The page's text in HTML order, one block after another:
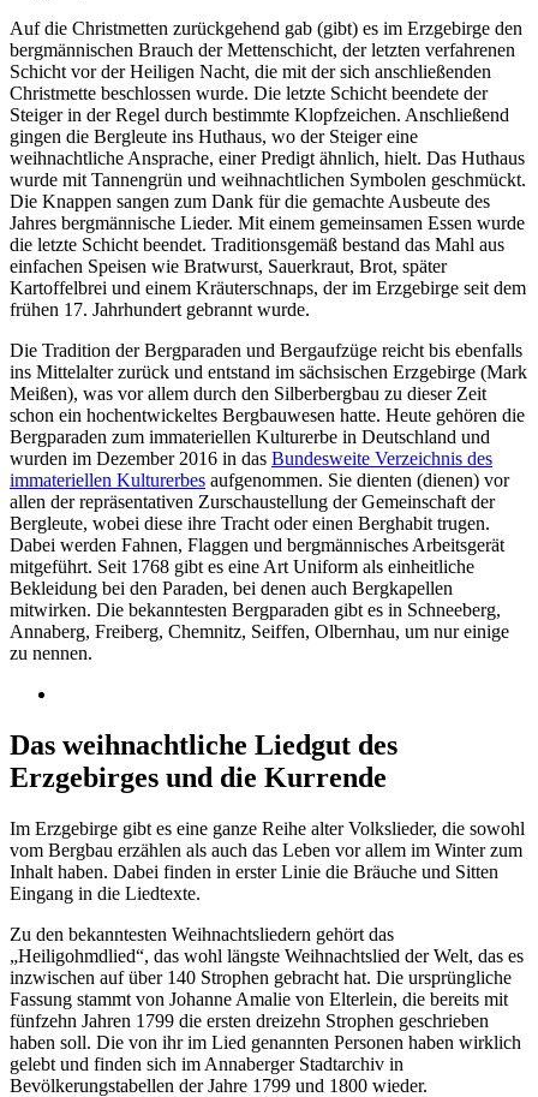
Auf die Christmetten zurückgehend gab (gibt) es im Erzgebirge den
bergmännischen Brauch der Mettenschicht, der letzten verfahrenen
Schicht vor der Heiligen Nacht, die mit der sich anschließenden
Christmette beschlossen wurde. Die letzte Schicht beendete der
Steiger in der Regel durch bestimmte Klopfzeichen. Anschließend
gingen die Bergleute ins Huthaus, wo der Steiger eine
weihnachtliche Ansprache, einer Predigt ähnlich, hielt. Das Huthaus
wurde mit Tannengrün und weihnachtlichen Symbolen geschmückt.
Die Knappen sangen zum Dank für die gemachte Ausbeute des
Jahres bergmännische Lieder. Mit einem gemeinsamen Essen wurde
die letzte Schicht beendet. Traditionsgemäß bestand das Mahl aus
einfachen Speisen wie Bratwurst, Sauerkraut, Brot, später
Kartoffelbrei und einem Kräuterschnaps, der im Erzgebirge seit dem
frühen 17. Jahrhundert gebrannt wurde.
Die Tradition der Bergparaden und Bergaufzüge reicht bis ebenfalls
ins Mittelalter zurück und entstand im sächsischen Erzgebirge (Mark
Meißen), was vor allem durch den Silberbergbau zu dieser Zeit
schon ein hochentwickeltes Bergbauwesen hatte. Heute gehören die
Bergparaden zum immateriellen Kulturerbe in Deutschland und
wurden im Dezember 2016 in das Bundesweite Verzeichnis des
immateriellen Kulturerbes aufgenommen. Sie dienten (dienen) vor
allen der repräsentativen Zurschaustellung der Gemeinschaft der
Bergleute, wobei diese ihre Tracht oder einen Berghabit trugen.
Dabei werden Fahnen, Flaggen und bergmännisches Arbeitsgerät
mitgeführt. Seit 1768 gibt es eine Art Uniform als einheitliche
Bekleidung bei den Paraden, bei denen auch Bergkapellen
mitwirken. Die bekanntesten Bergparaden gibt es in Schneeberg,
Annaberg, Freiberg, Chemnitz, Seiffen, Olbernhau, um nur einige
zu nennen.
Das weihnachtliche Liedgut des
Erzgebirges und die Kurrende
Im Erzgebirge gibt es eine ganze Reihe alter Volkslieder, die sowohl
vom Bergbau erzählen als auch das Leben vor allem im Winter zum
Inhalt haben. Dabei finden in erster Linie die Bräuche und Sitten
Eingang in die Liedtexte.
Zu den bekanntesten Weihnachtsliedern gehört das
„Heiligohmdlied“, das wohl längste Weihnachtslied der Welt, das es
inzwischen auf über 140 Strophen gebracht hat. Die ursprüngliche
Fassung stammt von Johanne Amalie von Elterlein, die bereits mit
fünfzehn Jahren 1799 die ersten dreizehn Strophen geschrieben
haben soll. Die von ihr im Lied genannten Personen haben wirklich
gelebt und finden sich im Annaberger Stadtarchiv in
Bevölkerungstabellen der Jahre 1799 und 1800 wieder.